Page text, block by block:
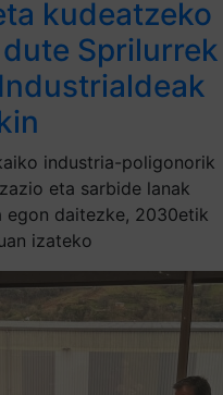
kudeatzeko
Sprilurrek
industria-poligonorik
eta sarbide lanak
daitezke, 2030etik
izateko